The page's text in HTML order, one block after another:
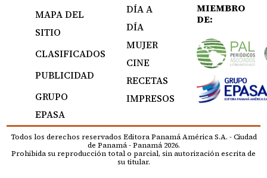
MAPA DEL
SITIO
CLASIFICADOS
PUBLICIDAD
GRUPO
EPASA
DÍA A
DÍA
MUJER
CINE
RECETAS
IMPRESOS
MIEMBRO
DE:
Todos los derechos reservados Editora Panamá América S.A. - Ciudad
de Panamá - Panamá 2026.
Prohibida su reproducción total o parcial, sin autorización escrita de
su titular.